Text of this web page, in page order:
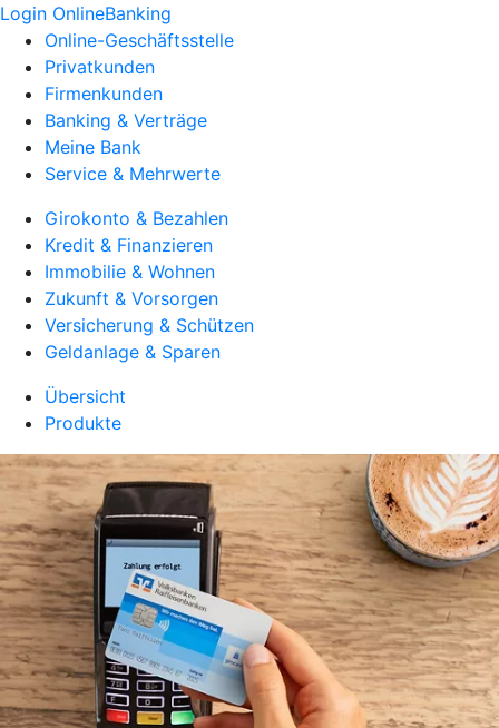
Login OnlineBanking
Online-Geschäftsstelle
Privatkunden
Firmenkunden
Banking & Verträge
Meine Bank
Service & Mehrwerte
Girokonto & Bezahlen
Kredit & Finanzieren
Immobilie & Wohnen
Zukunft & Vorsorgen
Versicherung & Schützen
Geldanlage & Sparen
Übersicht
Produkte